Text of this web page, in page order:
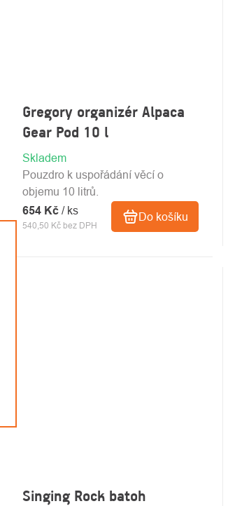
Gregory organizér Alpaca
Gear Pod 10 l
Skladem
540,50 Kč bez DPH
654 Kč/ ks Do košíku
Pouzdro k uspořádání věcí o
objemu 10 litrů.
Singing Rock batoh